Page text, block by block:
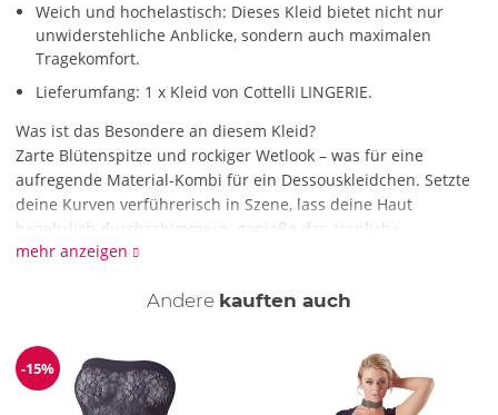
Weich und hochelastisch: Dieses Kleid bietet nicht nur
unwiderstehliche Anblicke, sondern auch maximalen
Tragekomfort.
Lieferumfang: 1 x Kleid von Cottelli LINGERIE.
Was ist das Besondere an diesem Kleid?
Zarte Blütenspitze und rockiger Wetlook – was für eine
aufregende Material-Kombi für ein Dessouskleidchen. Setzte
deine Kurven verführerisch in Szene, lass deine Haut
begehrlich durchschimmern, genieße das sinnliche
Tragegefühl – und öffne den Reißverschluss, wenn es erotisch
Reinige das Kleid mit einer schonenden Handwäsche mit
Feinwaschmittel.
mehr anzeigen
Andere kauften auch
Reduzierung
-15%